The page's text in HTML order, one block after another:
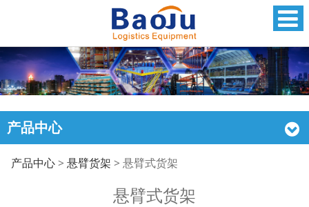
产品中心
悬臂式货架
产品中心> 悬臂货架 > 悬臂式货架
悬臂式货架